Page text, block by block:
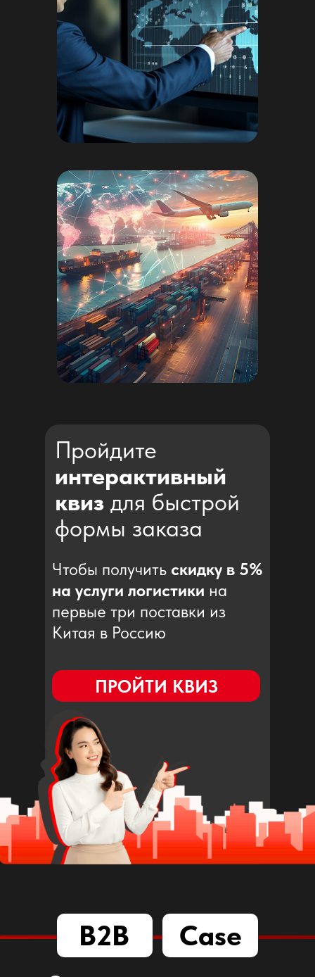
ПРОЙТИ КВИЗ
Пройдите
интерактивный
квиз для быстрой
формы заказа
Чтобы получить скидку в 5%
на услуги логистики на
первые три поставки из
Китая в Россию
B2B
Case